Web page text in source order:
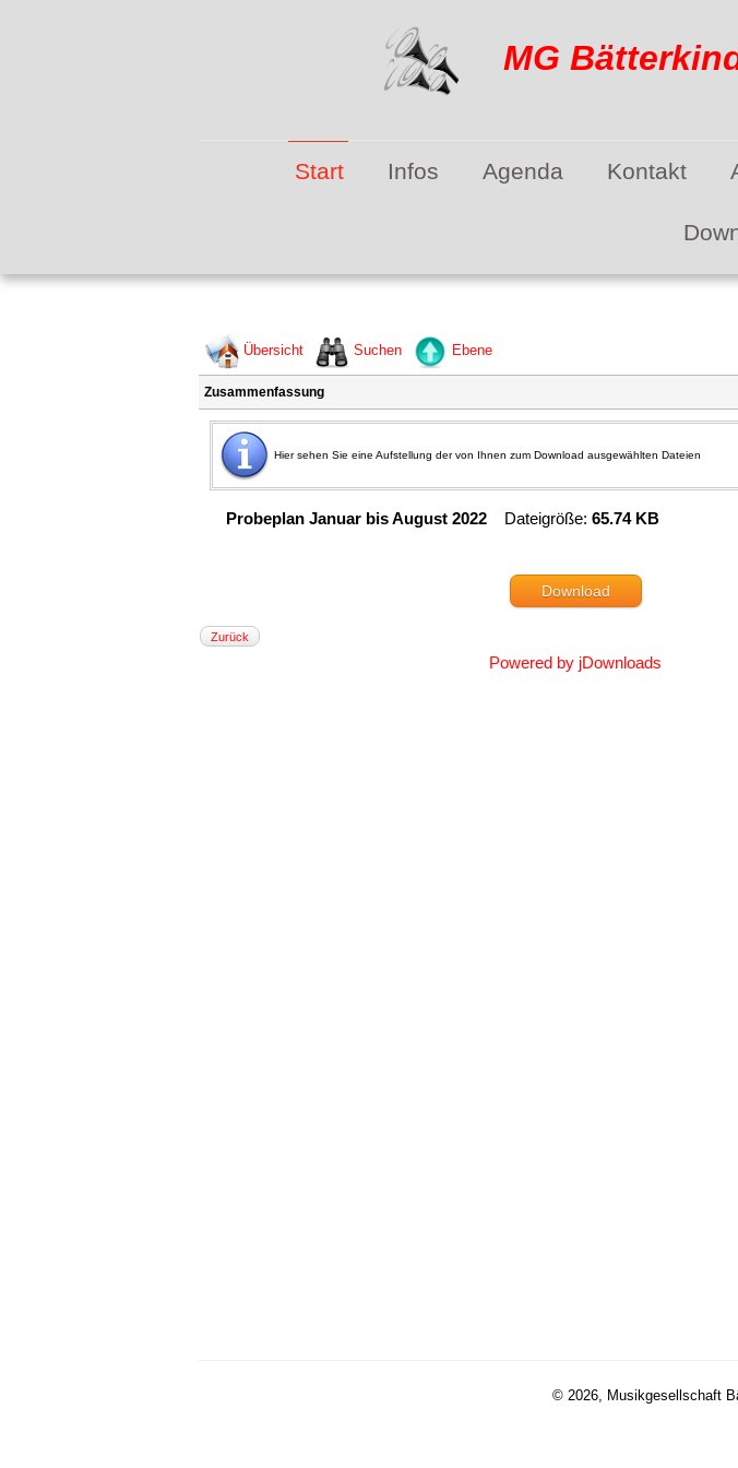
MG
Start Infos Agenda Kontakt
Übersicht Suchen Ebene
Zusammenfassung
Hier sehen Sie eine Aufstellung der von Ihnen zum Download ausgewählten Dateien
Probeplan Januar bis August 2022 Dateigröße: 65.74 KB
Download
Zurück
Powered by jDownloads
© 2026,